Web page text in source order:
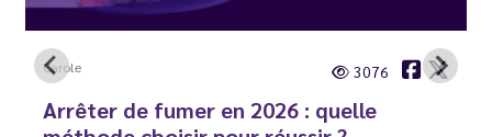
Carole 3076
Arrêter de fumer en 2026 : quelle